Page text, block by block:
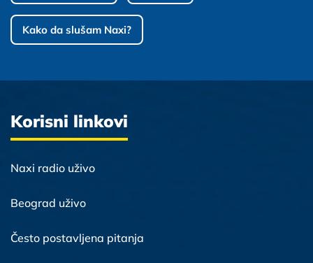
Kako da slušam Naxi?
Korisni linkovi
Naxi radio uživo
Beograd uživo
Često postavljena pitanja